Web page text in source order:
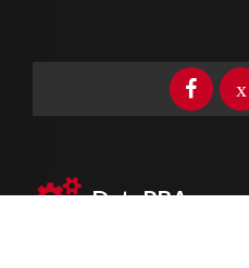
DataPBA